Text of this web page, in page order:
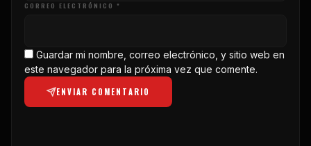
CORREO ELECTRÓNICO *
Guardar mi nombre, correo electrónico, y sitio web en
este navegador para la próxima vez que comente.
ENVIAR COMENTARIO